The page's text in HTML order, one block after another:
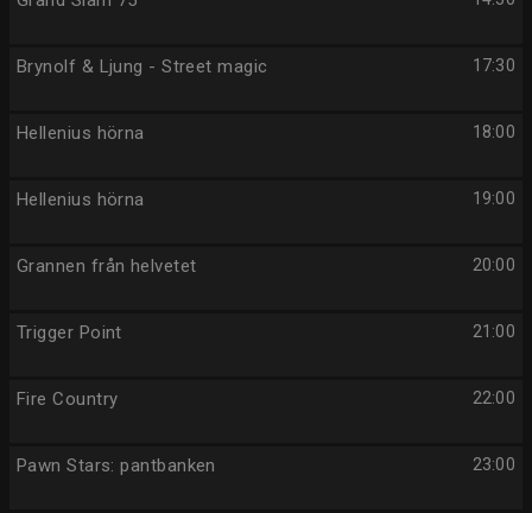
17:30
Brynolf & Ljung - Street magic
18:00
Hellenius hörna
19:00
Hellenius hörna
20:00
Grannen från helvetet
21:00
Trigger Point
22:00
Fire Country
23:00
Pawn Stars: pantbanken